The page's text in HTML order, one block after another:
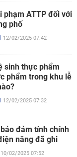
phạm ATTP đối với
phố
12/02/2025 07:42
sinh thực phẩm
phẩm trong khu lễ
12/02/2025 07:32
đảm tính chính
năng đã ghi
10/02/2025 07:52